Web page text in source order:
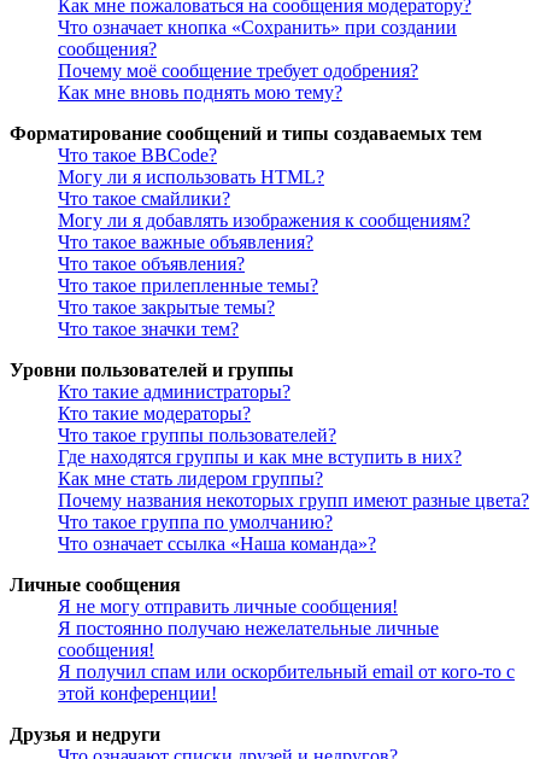
Как мне пожаловаться на сообщения модератору?
Что означает кнопка «Сохранить» при создании
сообщения?
Почему моё сообщение требует одобрения?
Как мне вновь поднять мою тему?
Форматирование сообщений и типы создаваемых тем
Что такое BBCode?
Могу ли я использовать HTML?
Что такое смайлики?
Могу ли я добавлять изображения к сообщениям?
Что такое важные объявления?
Что такое объявления?
Что такое прилепленные темы?
Что такое закрытые темы?
Что такое значки тем?
Уровни пользователей и группы
Кто такие администраторы?
Кто такие модераторы?
Что такое группы пользователей?
Где находятся группы и как мне вступить в них?
Как мне стать лидером группы?
Почему названия некоторых групп имеют разные цвета?
Что такое группа по умолчанию?
Что означает ссылка «Наша команда»?
Личные сообщения
Я не могу отправить личные сообщения!
Я постоянно получаю нежелательные личные
сообщения!
Я получил спам или оскорбительный email от кого-то с
этой конференции!
Друзья и недруги